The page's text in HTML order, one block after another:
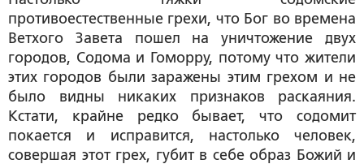
противоестественные грехи, что Бог во времена
Ветхого Завета пошел на уничтожение двух
городов, Содома и Гоморру, потому что жители
этих городов были заражены этим грехом и не
было видны никаких признаков раскаяния.
Кстати, крайне редко бывает, что содомит
покается и исправится, настолько человек,
совершая этот грех, губит в себе образ Божий и